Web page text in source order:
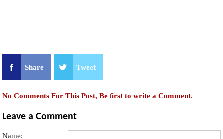
Share Tweet
No Comments For This Post, Be first to write a Comment.
Leave a Comment
Name: